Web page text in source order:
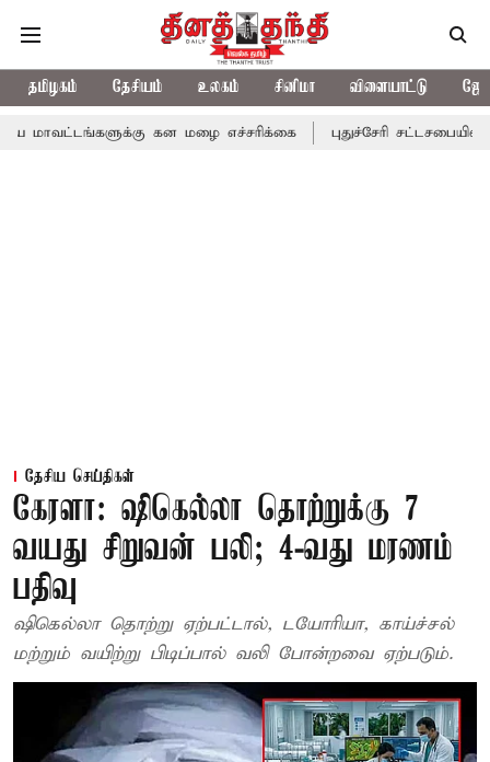
தமிழகம் தேசியம் உலகம் சினிமா விளையாட்டு
கன மழை எச்சரிக்கை புதுச்சேரி சட்டசபையில் வரும்
தேசிய செய்திகள்
கேரளா: ஷிகெல்லா தொற்றுக்கு 7
வயது சிறுவன் பலி; 4-வது மரணம்
பதிவு
ஷிகெல்லா தொற்று ஏற்பட்டால், டயோரியா, காய்ச்சல்
மற்றும் வயிற்று பிடிப்பால் வலி போன்றவை ஏற்படும்.